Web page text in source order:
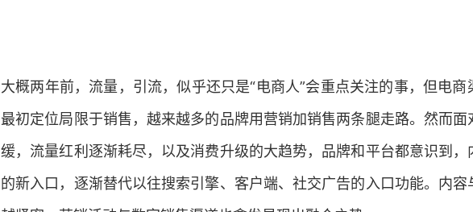
大概两年前，流量，引流，似乎还只是“电商人”会重点关注的事，但电
最初定位局限于销售，越来越多的品牌用营销加销售两条腿走路。然而
缓，流量红利逐渐耗尽，以及消费升级的大趋势，品牌和平台都意识到
的新入口，逐渐替代以往搜索引擎、客户端、社交广告的入口功能。内